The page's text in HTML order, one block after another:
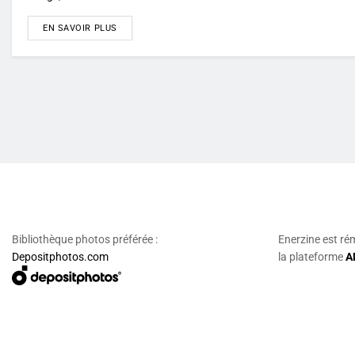
EN SAVOIR PLUS
Bibliothèque photos préférée :
Depositphotos.com
Enerzine est
la plateforme